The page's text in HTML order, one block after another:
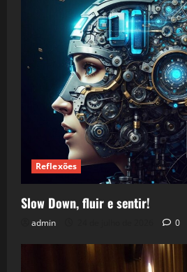
Reflexões
Slow Down, fluir e sentir!
admin 0